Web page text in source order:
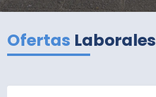
Ofertas Laborales